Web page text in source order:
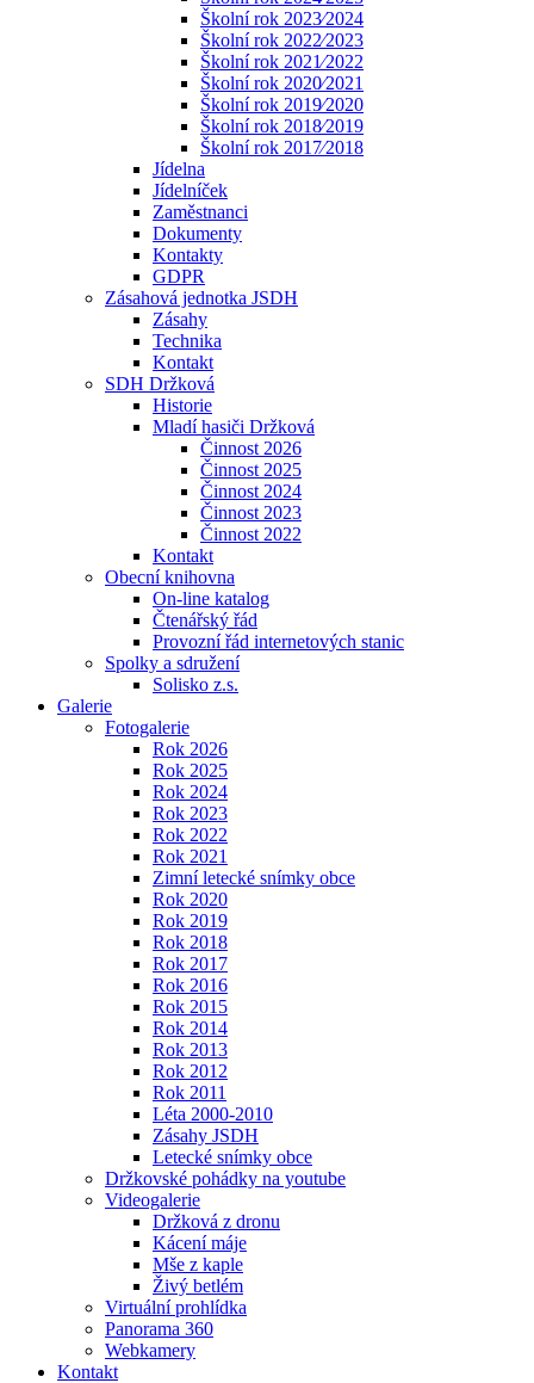
Školní rok 2023⁄2024
Školní rok 2022⁄2023
Školní rok 2021⁄2022
Školní rok 2020⁄2021
Školní rok 2019⁄2020
Školní rok 2018⁄2019
Školní rok 2017⁄2018
Jídelna
Jídelníček
Zaměstnanci
Dokumenty
Kontakty
GDPR
Zásahová jednotka JSDH
Zásahy
Technika
Kontakt
SDH Držková
Historie
Mladí hasiči Držková
Činnost 2026
Činnost 2025
Činnost 2024
Činnost 2023
Činnost 2022
Kontakt
Obecní knihovna
On-line katalog
Čtenářský řád
Provozní řád internetových stanic
Spolky a sdružení
Solisko z.s.
Galerie
Fotogalerie
Rok 2026
Rok 2025
Rok 2024
Rok 2023
Rok 2022
Rok 2021
Zimní letecké snímky obce
Rok 2020
Rok 2019
Rok 2018
Rok 2017
Rok 2016
Rok 2015
Rok 2014
Rok 2013
Rok 2012
Rok 2011
Léta 2000-2010
Zásahy JSDH
Letecké snímky obce
Držkovské pohádky na youtube
Videogalerie
Držková z dronu
Kácení máje
Mše z kaple
Živý betlém
Virtuální prohlídka
Panorama 360
Webkamery
Kontakt